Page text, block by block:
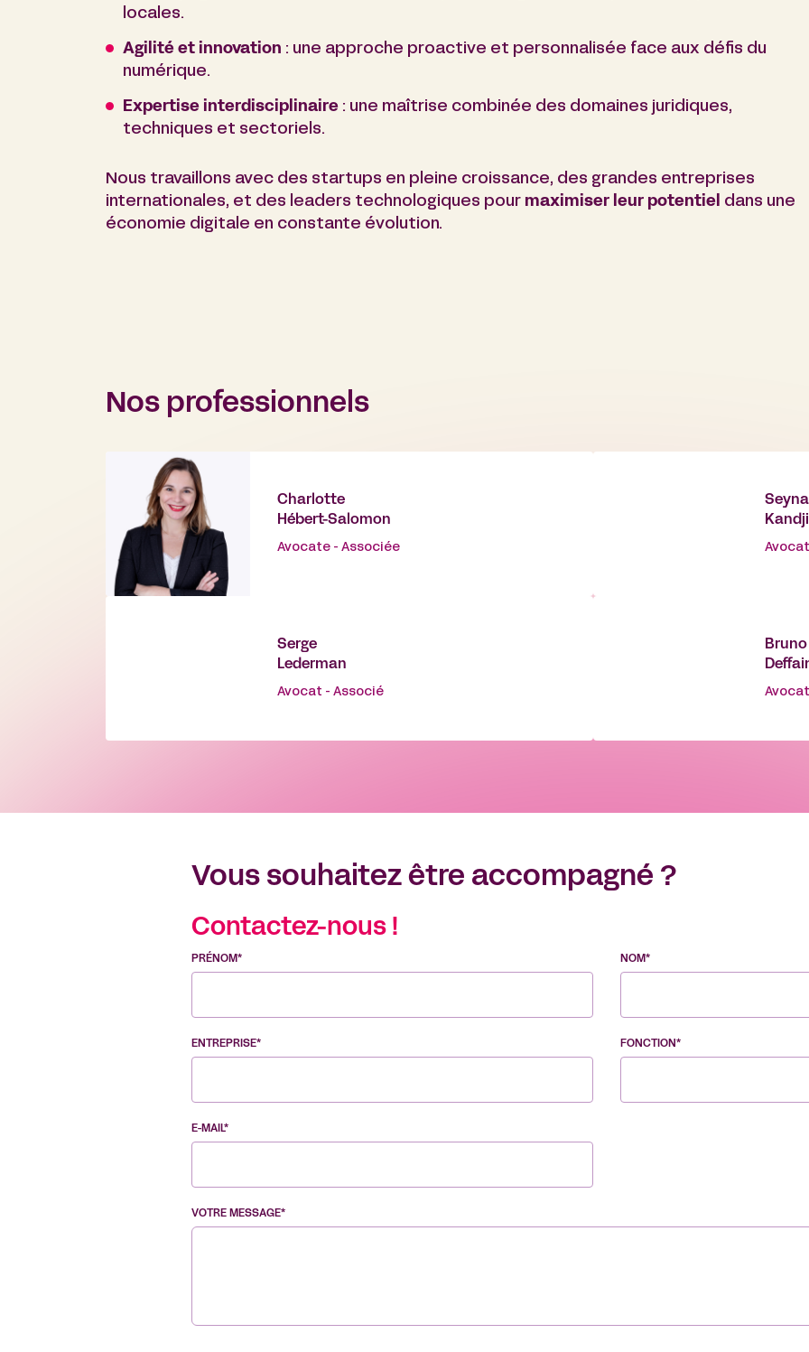
locales.
Agilité et innovation : une approche proactive et personnalisée face aux défis du
numérique.
Expertise interdisciplinaire : une maîtrise combinée des domaines juridiques,
techniques et sectoriels.
Nous travaillons avec des startups en pleine croissance, des grandes entreprises
internationales, et des leaders technologiques pour maximiser leur potentiel dans une
économie digitale en constante évolution.
Nos professionnels
Charlotte
Hébert-Salomon
Avocate - Associée
Kandji
Serge
Lederman
Avocat - Associé
Bruno
Vous souhaitez être accompagné ?
Contactez-nous !
PRÉNOM* NOM*
ENTREPRISE* FONCTION*
E-MAIL*
VOTRE MESSAGE*